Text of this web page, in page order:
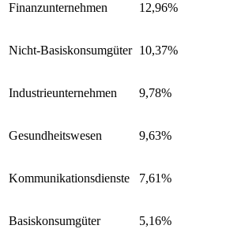
Finanzunternehmen 12,96%
Nicht-Basiskonsumgüter 10,37%
Industrieunternehmen 9,78%
Gesundheitswesen 9,63%
Kommunikationsdienste 7,61%
Basiskonsumgüter 5,16%